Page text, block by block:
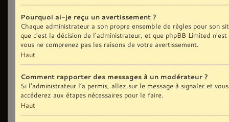
Pourquoi ai-je reçu un avertissement ?
Chaque administrateur a son propre ensemble de règles pour son
que c’est la décision de l’administrateur, et que phpBB Limited
vous ne comprenez pas les raisons de votre avertissement.
Haut
Comment rapporter des messages à un modérateur ?
Si l’administrateur l’a permis, allez sur le message à signaler et
accéderez aux étapes nécessaires pour le faire.
Haut